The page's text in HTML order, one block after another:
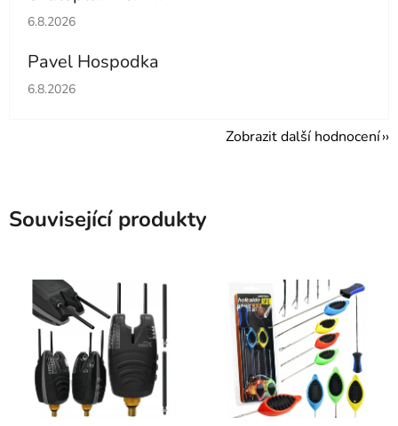
Hodnocení obchodu je 5 z 5 hvězdiček.
6.8.2026
Pavel Hospodka
Hodnocení obchodu je 5 z 5 hvězdiček.
6.8.2026
Zobrazit další hodnocení
Související produkty